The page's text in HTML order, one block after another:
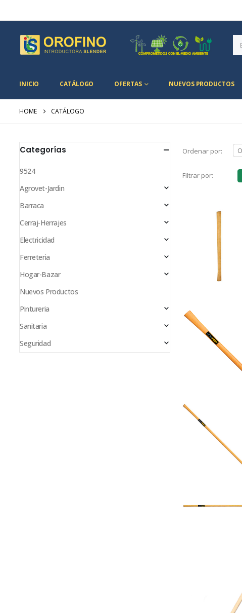
INICIO CATÁLOGO OFERTAS NUEVOS PRODUCTOS
HOME CATÁLOGO
Ordenar por:
Filtrar por:
Categorías
9524
Agrovet-Jardin
Barraca
Cerraj-Herrajes
Electricidad
Ferreteria
Hogar-Bazar
Nuevos Productos
Pintureria
Sanitaria
Seguridad